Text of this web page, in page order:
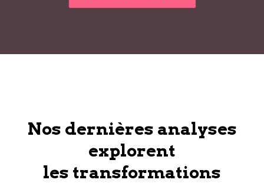
Nos dernières analyses
explorent
les transformations